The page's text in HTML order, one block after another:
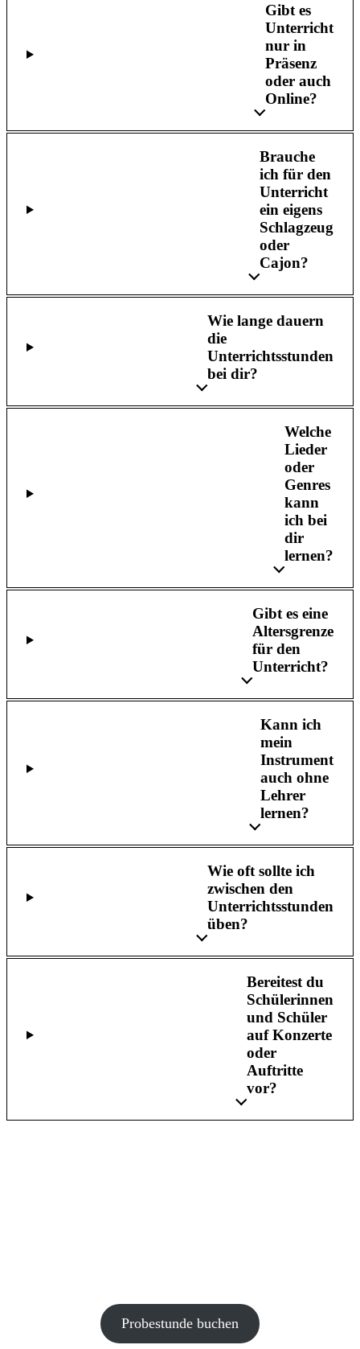
Gibt es
Unterricht
nur in
Präsenz
oder auch
Online?
Brauche
ich für den
Unterricht
ein eigens
Schlagzeug
oder
Cajon?
Wie lange dauern
die
Unterrichtsstunden
bei dir?
Welche
Lieder
oder
Genres
kann
ich bei
dir
lernen?
Gibt es eine
Altersgrenze
für den
Unterricht?
Kann ich
mein
Instrument
auch ohne
Lehrer
lernen?
Wie oft sollte ich
zwischen den
Unterrichtsstunden
üben?
Bereitest du
Schülerinnen
und Schüler
auf Konzerte
oder
Auftritte
vor?
Probestunde buchen